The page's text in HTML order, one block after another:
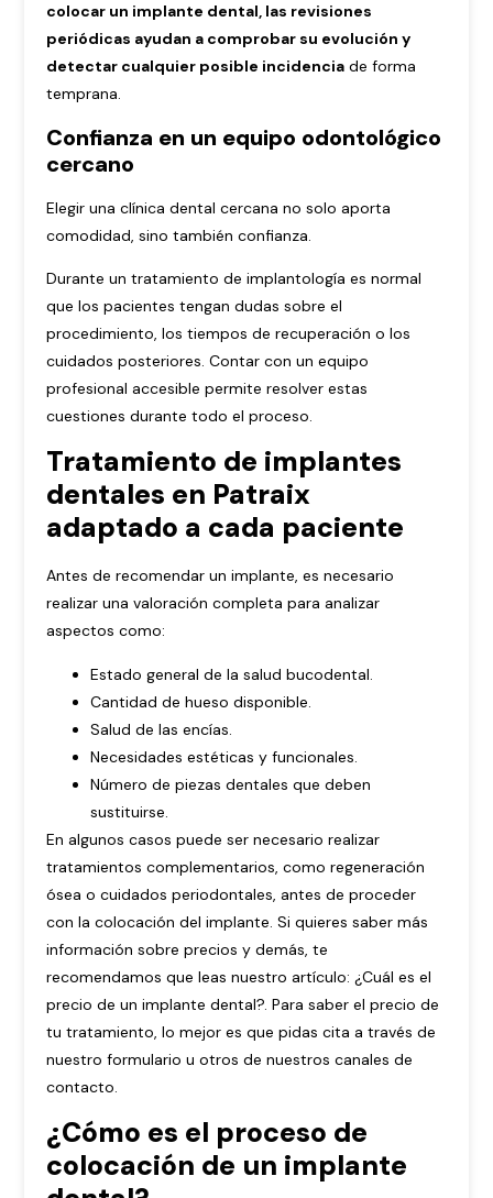
colocar un implante dental, las revisiones
periódicas ayudan a comprobar su evolución y
detectar cualquier posible incidencia de forma
temprana.
Confianza en un equipo odontológico
cercano
Elegir una clínica dental cercana no solo aporta
comodidad, sino también confianza.
Durante un tratamiento de implantología es normal
que los pacientes tengan dudas sobre el
procedimiento, los tiempos de recuperación o los
cuidados posteriores. Contar con un equipo
profesional accesible permite resolver estas
cuestiones durante todo el proceso.
Tratamiento de implantes
dentales en Patraix
adaptado a cada paciente
Antes de recomendar un implante, es necesario
realizar una valoración completa para analizar
aspectos como:
Estado general de la salud bucodental.
Cantidad de hueso disponible.
Salud de las encías.
Necesidades estéticas y funcionales.
Número de piezas dentales que deben
sustituirse.
En algunos casos puede ser necesario realizar
tratamientos complementarios, como regeneración
ósea o cuidados periodontales, antes de proceder
con la colocación del implante. Si quieres saber más
información sobre precios y demás, te
recomendamos que leas nuestro artículo:¿Cuál es el
precio de un implante dental?. Para saber el precio de
tu tratamiento, lo mejor es que pidas cita a través de
nuestro formulario u otros de nuestros canales de
contacto.
¿Cómo es el proceso de
colocación de un implante